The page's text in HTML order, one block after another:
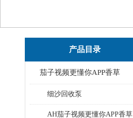
产品目录
茄子视频更懂你APP香草
细沙回收泵
AH茄子视频更懂你APP香草